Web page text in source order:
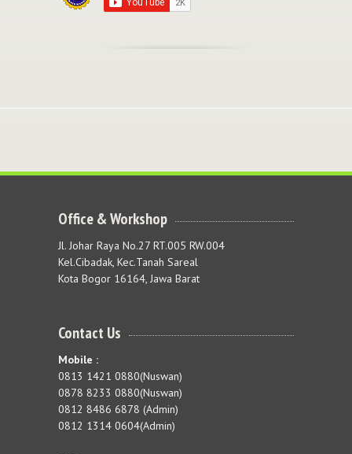
Office & Workshop
Jl. Johar Raya No.27 RT.005 RW.004
Kel.Cibadak, Kec.Tanah Sareal
Kota Bogor 16164, Jawa Barat
Contact Us
Mobile :
0813 1421 0880(Nuswan)
0878 8233 0880(Nuswan)
0812 8486 6878 (Admin)
0812 1314 0604(Admin)